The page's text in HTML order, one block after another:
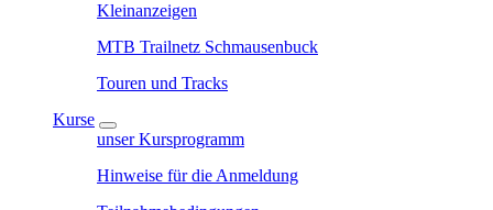
Kleinanzeigen
MTB Trailnetz Schmausenbuck
Touren und Tracks
Kurse
unser Kursprogramm
Hinweise für die Anmeldung